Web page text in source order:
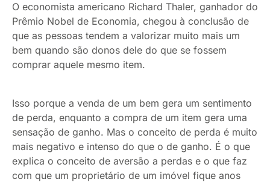
O economista americano Richard Thaler, ganhador do
Prêmio Nobel de Economia, chegou à conclusão de
que as pessoas tendem a valorizar muito mais um
bem quando são donos dele do que se fossem
comprar aquele mesmo item.
Isso porque a venda de um bem gera um sentimento
de perda, enquanto a compra de um item gera uma
sensação de ganho. Mas o conceito de perda é muito
mais negativo e intenso do que o de ganho. É o que
explica o conceito de aversão a perdas e o que faz
com que um proprietário de um imóvel fique anos